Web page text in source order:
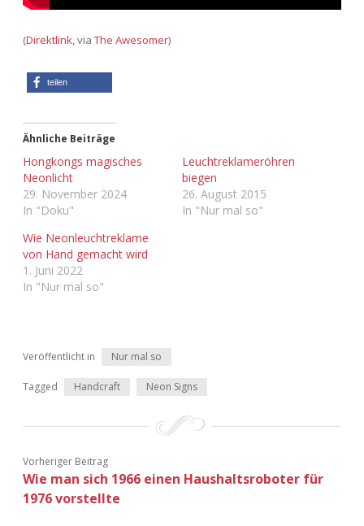
Adventskalender 2022
Adventskalender 2023
Adventskalender 2024
(Direktlink, viaThe Awesomer)
teilen
Ähnliche Beiträge
Hongkongs magisches
Neonlicht
29. November 2024
In "Doku"
Leuchtreklameröhren
biegen
26. August 2015
In "Nur mal so"
Wie Neonleuchtreklame
von Hand gemacht wird
1. Juni 2022
In "Nur mal so"
Veröffentlicht in Nur mal so
Tagged Handcraft Neon Signs
Vorheriger Beitrag
Wie man sich 1966 einen Haushaltsroboter für
1976 vorstellte